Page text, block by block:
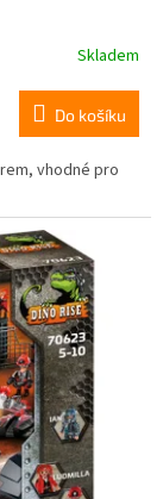
Skladem
Do košíku
vhodné pro